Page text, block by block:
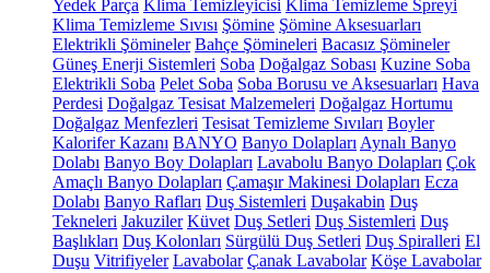
Yedek Parça Klima Temizleyicisi Klima Temizleme Spreyi
Klima Temizleme Sıvısı Şömine Şömine Aksesuarları
Elektrikli Şömineler Bahçe Şömineleri Bacasız Şömineler
Güneş Enerji Sistemleri Soba Doğalgaz Sobası Kuzine Soba
Elektrikli Soba Pelet Soba Soba Borusu ve Aksesuarları Hava
Perdesi Doğalgaz Tesisat Malzemeleri Doğalgaz Hortumu
Doğalgaz Menfezleri Tesisat Temizleme Sıvıları Boyler
Kalorifer Kazanı BANYO Banyo Dolapları Aynalı Banyo
Dolabı Banyo Boy Dolapları Lavabolu Banyo Dolapları Çok
Amaçlı Banyo Dolapları Çamaşır Makinesi Dolapları Ecza
Dolabı Banyo Rafları Duş Sistemleri Duşakabin Duş
Tekneleri Jakuziler Küvet Duş Setleri Duş Sistemleri Duş
Başlıkları Duş Kolonları Sürgülü Duş Setleri Duş Spiralleri El
Duşu Vitrifiyeler Lavabolar Çanak Lavabolar Köşe Lavabolar